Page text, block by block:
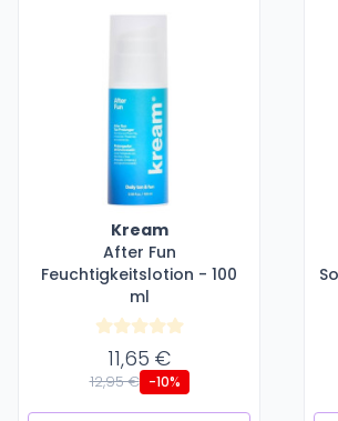
Kream
After Fun
Feuchtigkeitslotion - 100
ml
11,65 €
12,95 € -10%